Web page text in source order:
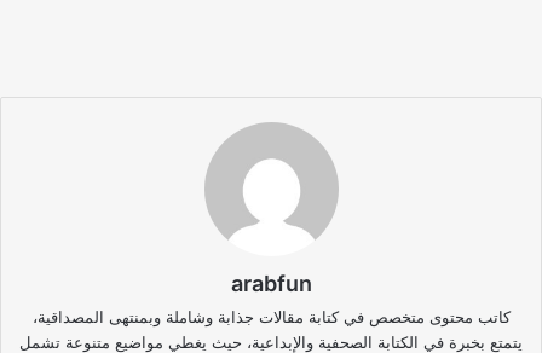
arabfun
كاتب محتوى متخصص في كتابة مقالات جذابة وشاملة وبمنتهى المصداقية،
يتمتع بخبرة في الكتابة الصحفية والإبداعية، حيث يغطي مواضيع متنوعة تشمل